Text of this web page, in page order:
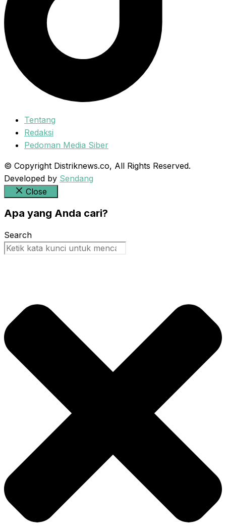
Tentang
Redaksi
Pedoman Media Siber
© Copyright Distriknews.co, All Rights Reserved.
Developed by Sendang
Close
Apa yang Anda cari?
Search